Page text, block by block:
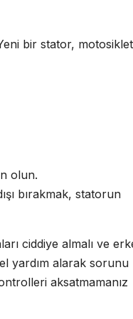
bir stator,
olun.
bırakmak, statorun
ciddiye almalı ve
yardım alarak sorunu
aksatmamanız